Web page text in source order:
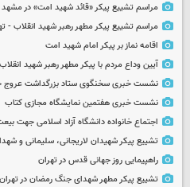
مراسم تشییع پیکر «قائد شهید امت» در مشهد
مراسم تشییع پیکر مطهر رهبر شهید انقلاب -
اقامه نماز بر پیکر امام شهید امت
آیین وداع مردم با پیکر مطهر رهبر شهید
نشست خبری سخنگوی ستاد بزرگداشت عروج
نشست خبری هفتمین نمایشگاه مجازی کتاب
اجتماع خانواده دانشگاه آزاد اسلامی جهت
تشییع پیکر شهیدان لاریجانی، سلیمانی و
راهپیمایی روز جهانی قدس در تهران
تشییع پیکر مطهر شهدای جنگ رمضان در تهران